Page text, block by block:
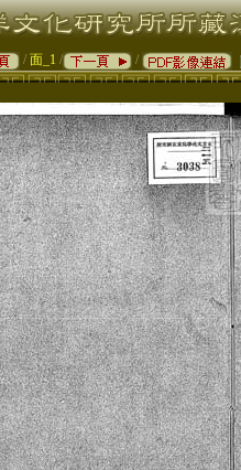
/ 面_1 / /